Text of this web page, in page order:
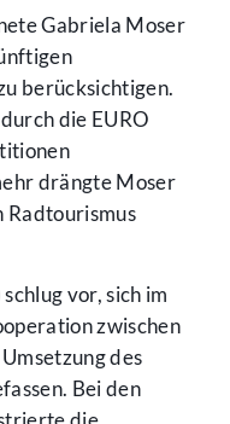
Gabriela Moser
berücksichtigen.
die EURO
drängte Moser
Radtourismus
vor, sich im
zwischen
des
Bei den